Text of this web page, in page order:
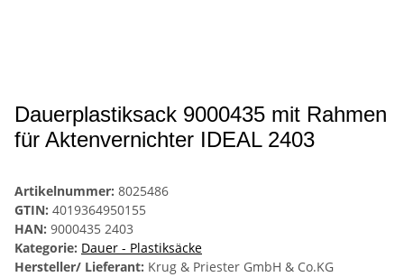
Dauerplastiksack 9000435 mit Rahmen
für Aktenvernichter IDEAL 2403
Artikelnummer: 8025486
GTIN: 4019364950155
HAN: 9000435 2403
Kategorie: Dauer - Plastiksäcke
Hersteller/ Lieferant: Krug & Priester GmbH & Co.KG